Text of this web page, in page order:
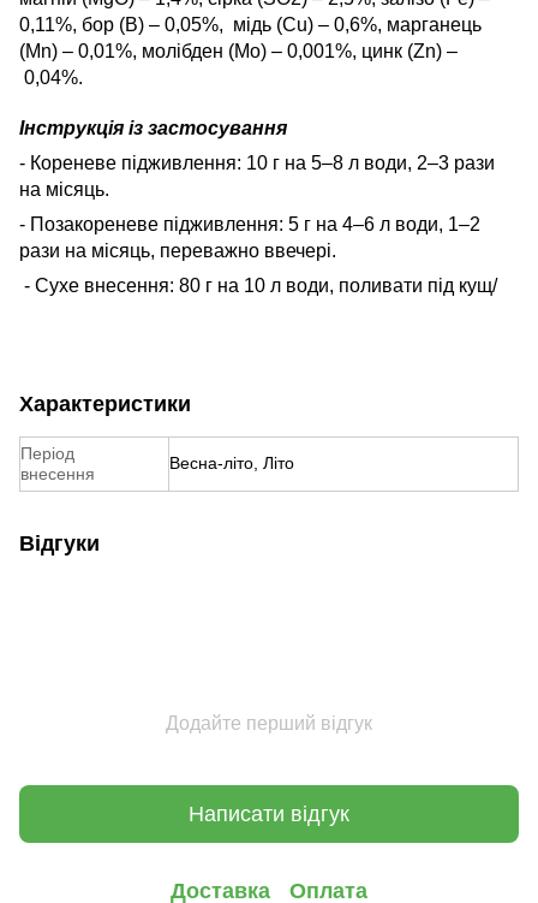
0,11%, бор (В) – 0,05%, мідь (Cu) – 0,6%, марганець
(Mn) – 0,01%, молібден (Mo) – 0,001%, цинк (Zn) –
0,04%.
Інструкція із застосування
- Кореневе підживлення: 10 г на 5–8 л води, 2–3 рази
на місяць.
- Позакореневе підживлення: 5 г на 4–6 л води, 1–2
рази на місяць, переважно ввечері.
- Сухе внесення: 80 г на 10 л води, поливати під кущ/
Характеристики
Період
внесення
Весна-літо, Літо
Відгуки
Додайте перший відгук
Написати відгук
Доставка Оплата